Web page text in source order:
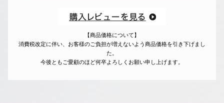
【商品価格について】
消費税改定に伴い、お客様のご負担が増えないよう商品価格を引き下げまし
た。
今後ともご愛顧のほど何卒よろしくお願い申し上げます。